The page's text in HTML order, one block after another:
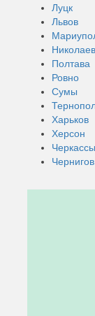
Луцк
Львов
Николаев
Полтава
Ровно
Сумы
Харьков
Херсон
Черкассы
Чернигов